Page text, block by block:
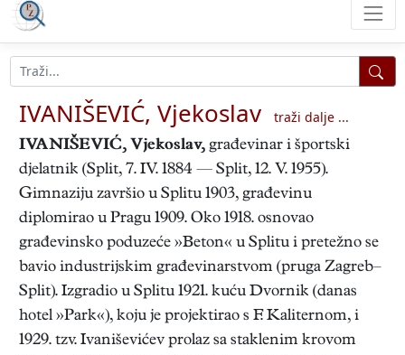
IVANIŠEVIĆ, Vjekoslav
traži dalje ...
IVANIŠEVIĆ, Vjekoslav, građevinar i športski
djelatnik (Split, 7. IV. 1884 — Split, 12. V. 1955).
Gimnaziju završio u Splitu 1903, građevinu
diplomirao u Pragu 1909. Oko 1918. osnovao
građevinsko poduzeće »Beton« u Splitu i pretežno se
bavio industrijskim građevinarstvom (pruga Zagreb–
Split). Izgradio u Splitu 1921. kuću Dvornik (danas
hotel »Park«), koju je projektirao s F. Kaliternom, i
1929. tzv. Ivaniševićev prolaz sa staklenim krovom